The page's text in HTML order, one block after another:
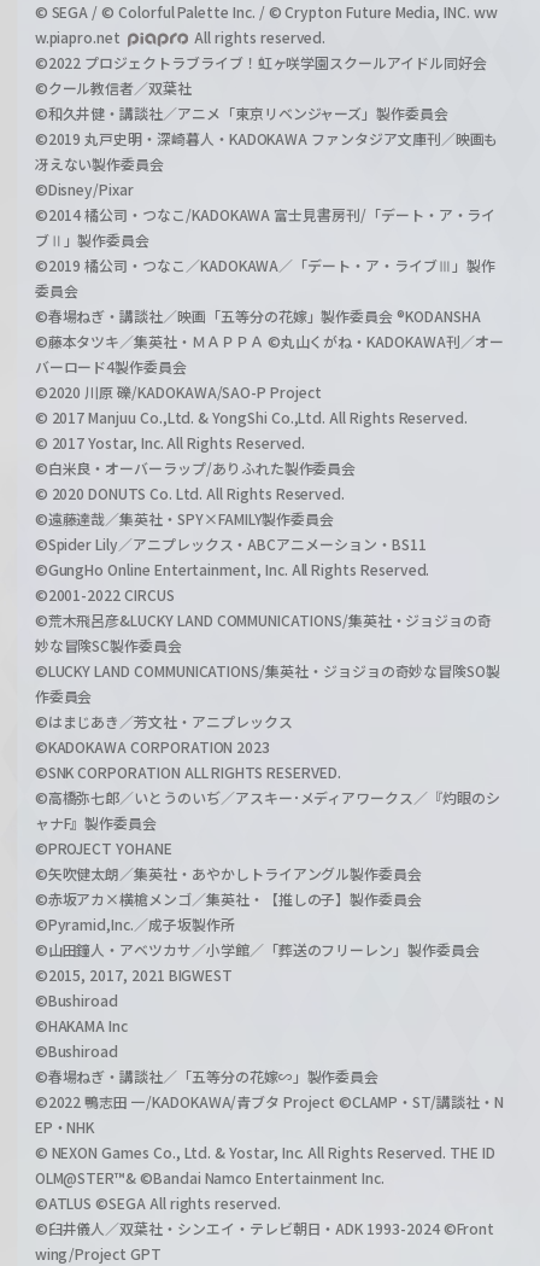
© SEGA / © Colorful Palette Inc. / © Crypton Future Media, INC. ww
w.piapro.net
All rights reserved.
©2022 プロジェクトラブライブ！虹ヶ咲学園スクールアイドル同好会
©クール教信者／双葉社
©和久井健・講談社／アニメ「東京リベンジャーズ」製作委員会
©2019 丸戸史明・深崎暮人・KADOKAWA ファンタジア文庫刊／映画も
冴えない製作委員会
©Disney/Pixar
©2014 橘公司・つなこ/KADOKAWA 富士見書房刊/「デート・ア・ライ
ブⅡ」製作委員会
©2019 橘公司・つなこ／KADOKAWA／「デート・ア・ライブⅢ」製作
委員会
©春場ねぎ・講談社／映画「五等分の花嫁」製作委員会 ®KODANSHA
©藤本タツキ／集英社・ＭＡＰＰＡ ©丸山くがね・KADOKAWA刊／オー
バーロード4製作委員会
©2020 川原 礫/KADOKAWA/SAO-P Project
© 2017 Manjuu Co.,Ltd. & YongShi Co.,Ltd. All Rights Reserved.
© 2017 Yostar, Inc. All Rights Reserved.
©白米良・オーバーラップ/ありふれた製作委員会
© 2020 DONUTS Co. Ltd. All Rights Reserved.
©遠藤達哉／集英社・SPY×FAMILY製作委員会
©Spider Lily／アニプレックス・ABCアニメーション・BS11
©GungHo Online Entertainment, Inc. All Rights Reserved.
©2001-2022 CIRCUS
©荒木飛呂彦&LUCKY LAND COMMUNICATIONS/集英社・ジョジョの奇
妙な冒険SC製作委員会
©LUCKY LAND COMMUNICATIONS/集英社・ジョジョの奇妙な冒険SO製
作委員会
©はまじあき／芳文社・アニプレックス
©KADOKAWA CORPORATION 2023
©SNK CORPORATION ALL RIGHTS RESERVED.
©高橋弥七郎／いとうのいぢ／アスキー･メディアワークス／『灼眼のシ
ャナF』製作委員会
©PROJECT YOHANE
©矢吹健太朗／集英社・あやかしトライアングル製作委員会
©赤坂アカ×横槍メンゴ／集英社・【推しの子】製作委員会
©Pyramid,Inc.／成子坂製作所
©山田鐘人・アベツカサ／小学館／「葬送のフリーレン」製作委員会
©2015, 2017, 2021 BIGWEST
©Bushiroad
©HAKAMA Inc
©Bushiroad
©春場ねぎ・講談社／「五等分の花嫁∽」製作委員会
©2022 鴨志田 一/KADOKAWA/青ブタ Project ©CLAMP・ST/講談社・N
EP・NHK
© NEXON Games Co., Ltd. & Yostar, Inc. All Rights Reserved. THE ID
OLM@STER™& ©Bandai Namco Entertainment Inc.
©ATLUS ©SEGA All rights reserved.
©臼井儀人／双葉社・シンエイ・テレビ朝日・ADK 1993-2024 ©Front
wing/Project GPT